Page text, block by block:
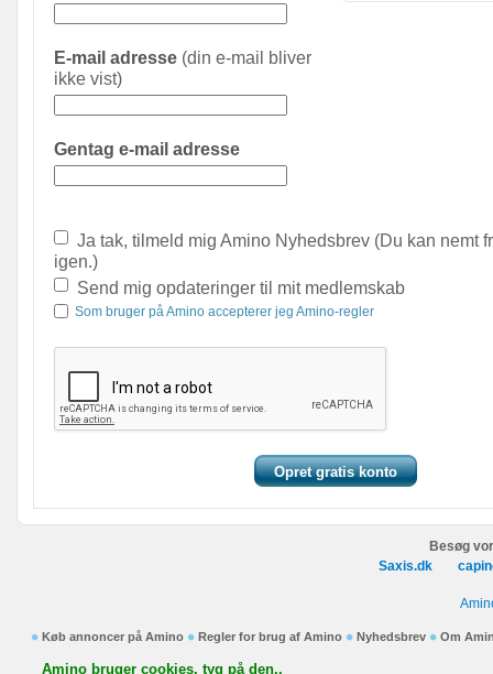
E-mail adresse (din e-mail bliver
ikke vist)
Gentag e-mail adresse
Ja tak, tilmeld mig Amino Nyhedsbrev (Du kan nemt
igen.)
Send mig opdateringer til mit medlemskab
Som bruger på Amino accepterer jeg Amino-regler
Besøg
Saxis.dk
Køb annoncer på Amino Regler for brug af Amino Nyhedsbrev Om
Amino bruger cookies, tyg på den..